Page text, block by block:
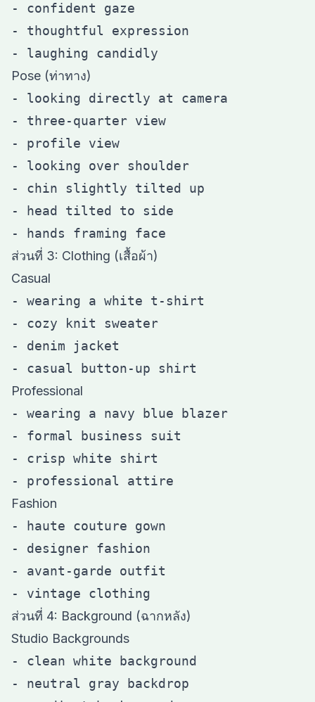
- confident gaze
- thoughtful expression
Pose (ท่าทาง)
- looking directly at camera
- three-quarter view
- profile view
- looking over shoulder
- chin slightly tilted up
- head tilted to side
ส่วนที่ 3: Clothing (เสื้อผ้า)
Casual
- wearing a white t-shirt
- cozy knit sweater
- denim jacket
Professional
- wearing a navy blue blazer
- formal business suit
- crisp white shirt
Fashion
- haute couture gown
- designer fashion
- avant-garde outfit
ส่วนที่ 4: Background (ฉากหลัง)
Studio Backgrounds
- clean white background
- neutral gray backdrop